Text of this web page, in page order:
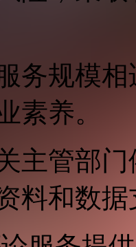
务规模
素养。
主管部
料和数